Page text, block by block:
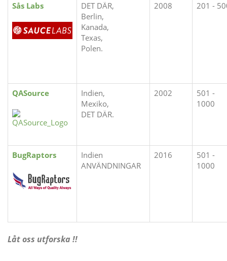
Sås Labs
DET DÄR,
Berlin,
Kanada,
Texas,
Polen.
2008 201 -
QASource
Indien,
Mexiko,
DET DÄR.
2002
501 -
1000
BugRaptors
Indien
ANVÄNDNINGAR
2016
501 -
1000
Låt oss utforska !!